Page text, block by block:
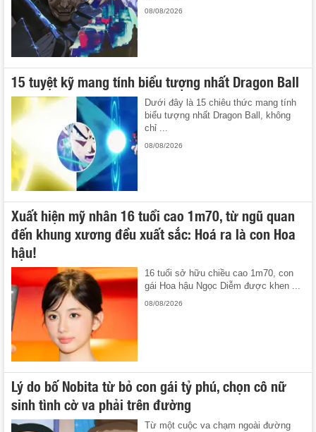
08/08/2026
15 tuyệt kỹ mang tính biểu tượng nhất Dragon Ball
Dưới đây là 15 chiêu thức mang tính
biểu tượng nhất Dragon Ball, không
chỉ ...
08/08/2026
Xuất hiện mỹ nhân 16 tuổi cao 1m70, từ ngũ quan
đến khung xương đều xuất sắc: Hoá ra là con Hoa
hậu!
16 tuổi sở hữu chiều cao 1m70, con
gái Hoa hậu Ngọc Diễm được khen ...
08/08/2026
Lý do bố Nobita từ bỏ con gái tỷ phú, chọn cô nữ
sinh tình cờ va phải trên đường
Từ một cuộc va chạm ngoài đường